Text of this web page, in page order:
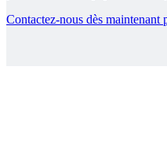
Contactez-nous dès